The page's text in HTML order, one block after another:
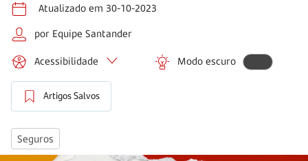
Atualizado em 30-10-2023
por Equipe Santander
Acessibilidade Modo escuro
Artigos Salvos
Seguros